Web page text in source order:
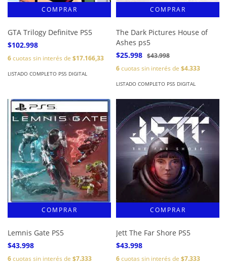
GTA Trilogy Definitve PS5
$102.998
6cuotas sin interés de $17.166,33
LISTADO COMPLETO PS5 DIGITAL
The Dark Pictures House of
Ashes ps5
$25.998 $43.998
6cuotas sin interés de $4.333
LISTADO COMPLETO PS5 DIGITAL
Lemnis Gate PS5
$43.998
6cuotas sin interés de $7.333
Jett The Far Shore PS5
$43.998
6cuotas sin interés de $7.333